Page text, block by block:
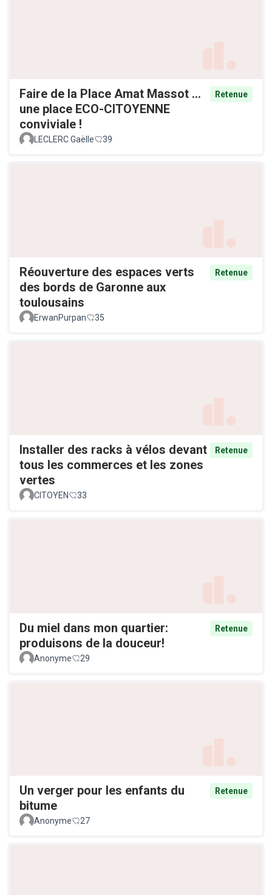
Faire de la Place Amat Massot ...
une place ECO-CITOYENNE
conviviale !
Retenue
LECLERC Gaëlle 39
Réouverture des espaces verts
des bords de Garonne aux
toulousains
Retenue
ErwanPurpan 35
Installer des racks à vélos devant
tous les commerces et les zones
vertes
Retenue
CITOYEN 33
Du miel dans mon quartier:
produisons de la douceur!
Retenue
Anonyme 29
Un verger pour les enfants du
bitume
Retenue
Anonyme 27